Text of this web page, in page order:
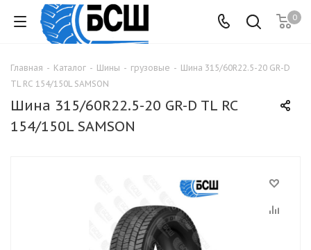
0
Главная - Каталог - Шины - грузовые - Шина 315/60R22.5-20 GR-D
TL RC 154/150L SAMSON
Шина 315/60R22.5-20 GR-D TL RC
154/150L SAMSON